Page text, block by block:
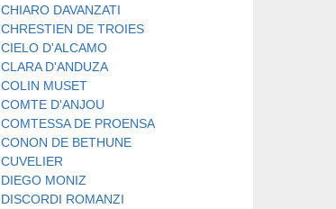
CHIARO DAVANZATI
CHRESTIEN DE TROIES
CIELO D'ALCAMO
CLARA D'ANDUZA
COLIN MUSET
COMTE D'ANJOU
COMTESSA DE PROENSA
CONON DE BETHUNE
CUVELIER
DIEGO MONIZ
DISCORDI ROMANZI